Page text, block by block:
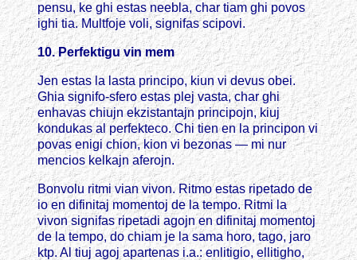
pensu, ke ghi estas neebla, char tiam ghi povos
ighi tia. Multfoje voli, signifas scipovi.
10. Perfektigu vin mem
Jen estas la lasta principo, kiun vi devus obei.
Ghia signifo-sfero estas plej vasta, char ghi
enhavas chiujn ekzistantajn principojn, kiuj
kondukas al perfekteco. Chi tien en la principon vi
povas enigi chion, kion vi bezonas — mi nur
mencios kelkajn aferojn.
Bonvolu ritmi vian vivon. Ritmo estas ripetado de
io en difinitaj momentoj de la tempo. Ritmi la
vivon signifas ripetadi agojn en difinitaj momentoj
de la tempo, do chiam je la sama horo, tago, jaro
ktp. Al tiuj agoj apartenas i.a.: enlitigio, ellitigho,